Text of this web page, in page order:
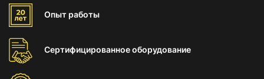
Опыт работы
Сертифицированноеоборудование